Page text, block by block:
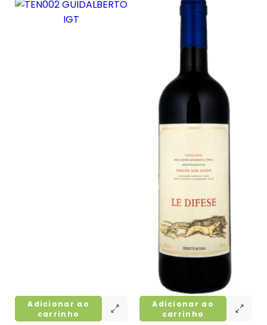
Adicionar ao
carrinho
Adicionar ao
carrinho